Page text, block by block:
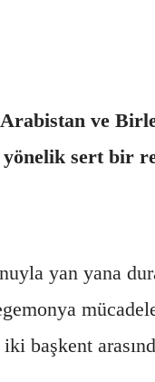
Arabistan ve
sert bir
yan yana
başkent